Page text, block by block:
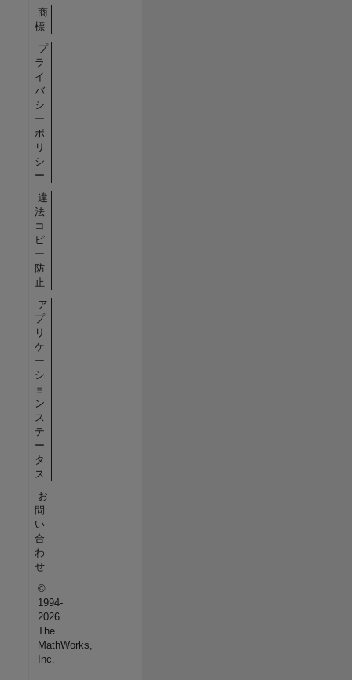
商
標
プ
ラ
イ
バ
シ
ー
ポ
リ
シ
ー
違
法
コ
ピ
ー
防
止
ア
プ
リ
ケ
ー
シ
ョ
ン
ス
テ
ー
タ
ス
お
問
い
合
わ
せ
©
1994-
2026
The
MathWorks,
Inc.